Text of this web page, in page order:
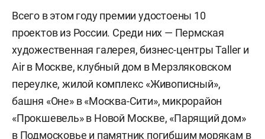
Всего в этом году премии удостоены 10
проектов из России. Среди них — Пермская
художественная галерея, бизнес-центры Taller и
Air в Москве, клубный дом в Мерзляковском
переулке, жилой комплекс «Живописный»,
башня «Оне» в «Москва-Сити», микрорайон
«Прокшевель» в Новой Москве, «Парящий дом»
в Подмосковье и памятник погибшим морякам в